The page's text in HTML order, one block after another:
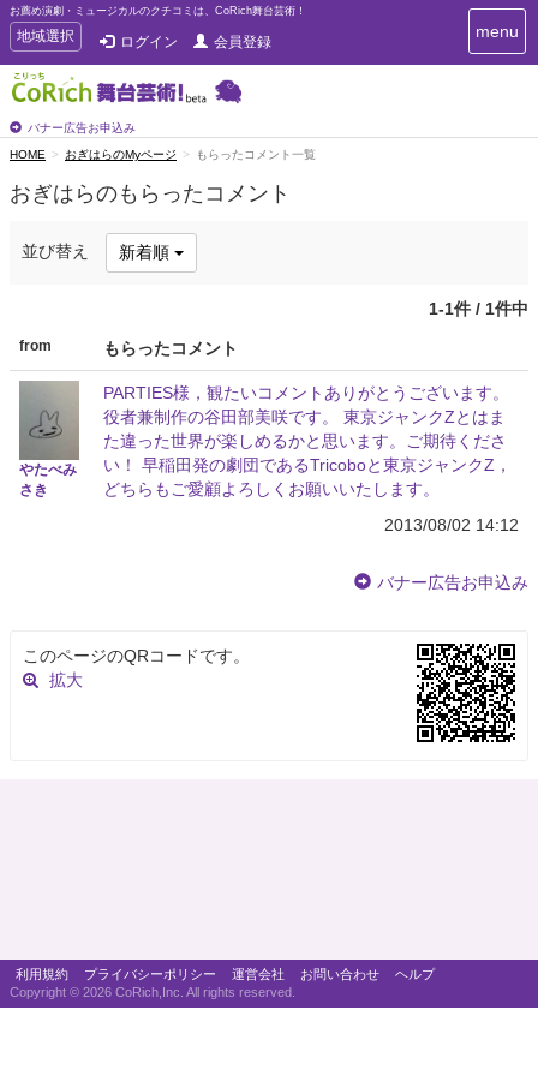
お薦め演劇・ミュージカルのクチコミは、CoRich舞台芸術！
T
o
g
g
e
n
v
a
n
地域選択 ログイン 会員登録
バナー広告お申込み
T
o
t
o
n
menu
HOME おぎはらのMyページ もらったコメント一覧
おぎはらのもらったコメント
並び替え 新着順
1-1件 / 1件中
from もらったコメント
やたべみ
さき
PARTIES様，観たいコメントありがとうございます。
役者兼制作の谷田部美咲です。 東京ジャンクZとはま
た違った世界が楽しめるかと思います。ご期待くださ
い！ 早稲田発の劇団であるTricoboと東京ジャンクZ，
どちらもご愛顧よろしくお願いいたします。
2013/08/02 14:12
バナー広告お申込み
このページのQRコードです。
拡大
利用規約 プライバシーポリシー 運営会社 お問い合わせ
ヘルプ
Copyright © 2026 CoRich,Inc. All rights reserved.